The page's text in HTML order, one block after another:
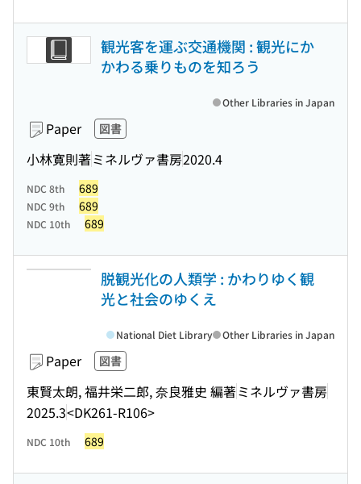
観光客を運ぶ交通機関 : 観光にか
かわる乗りものを知ろう
Paper 図書
小林寛則著ミネルヴァ書房2020.4
Other Libraries in Japan
NDC 8th 689
NDC 9th 689
NDC 10th 689
脱観光化の人類学 : かわりゆく観
光と社会のゆくえ
Paper 図書
東賢太朗, 福井栄二郎, 奈良雅史 編著ミネルヴァ書房
2025.3<DK261-R106>
National Diet Library Other Libraries in Japan
NDC 10th 689